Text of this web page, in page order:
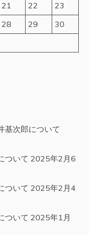
21 22
23
28 29
30
基次郎について
ついて 2025年2月6
ついて 2025年2月4
ついて 2025年1月